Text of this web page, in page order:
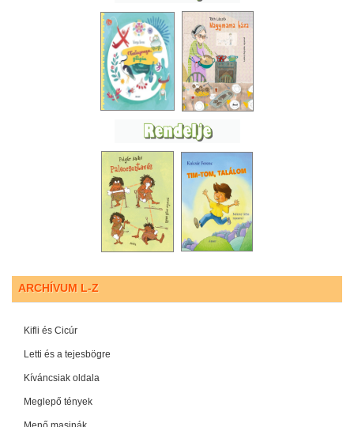
ARCHÍVUM L-Z
Kifli és Cicúr
Letti és a tejesbögre
Kíváncsiak oldala
Meglepő tények